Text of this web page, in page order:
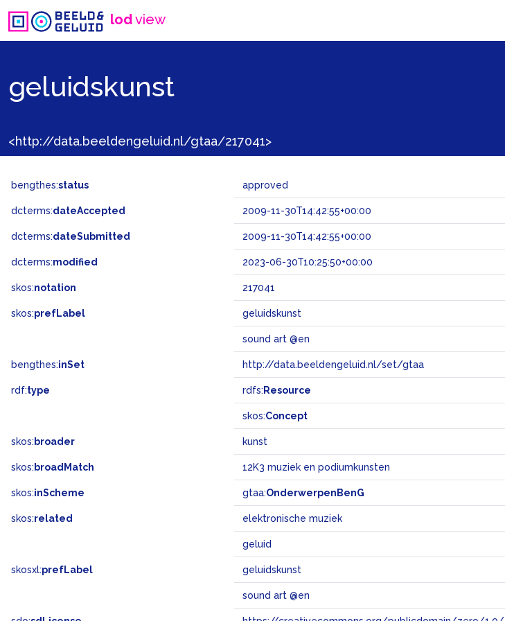
lodview
geluidskunst
<http://data.beeldengeluid.nl/gtaa/217041>
bengthes:status approved
dcterms:dateAccepted 2009-11-30T14:42:55+00:00
dcterms:dateSubmitted 2009-11-30T14:42:55+00:00
dcterms:modified 2023-06-30T10:25:50+00:00
skos:notation 217041
skos:prefLabel geluidskunst
sound art @en
bengthes:inSet http://data.beeldengeluid.nl/set/gtaa
rdf:type rdfs: Resource
skos:Concept
skos: broader kunst
skos: broadMatch 12K3 muziek en podiumkunsten
skos:inScheme gtaa:OnderwerpenBenG
skos:related elektronische muziek
geluid
skosxl:prefLabel geluidskunst
sound art @en